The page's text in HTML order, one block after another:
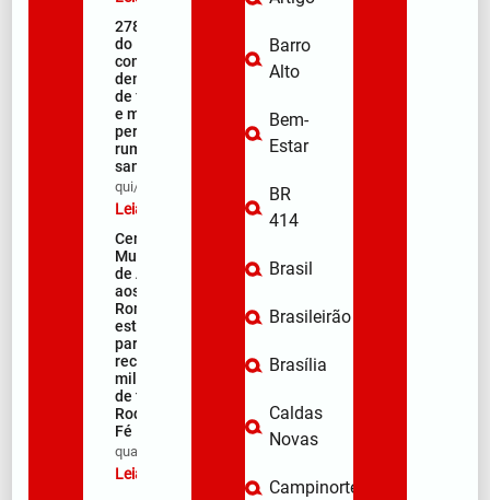
278ª Romaria
do Muquém
começa com
demonstração
de fé, emoção
e milhares de
peregrinos
rumo ao
santuário
qui/08/2026
Leia mais »
Centro
Municipal
de Apoio
aos
Romeiros
está pronto
para
receber
milhares
de fiéis na
Rodovia da
Fé
qua/08/2026
Leia mais »
Barro
Alto
Bem-
Estar
BR
414
Brasil
Brasileirão
Brasília
Caldas
Novas
Campinorte